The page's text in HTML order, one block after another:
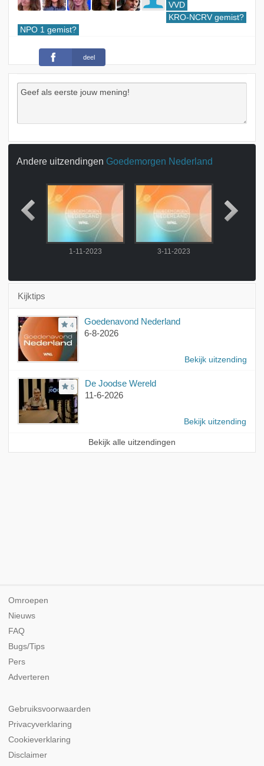
VVD
KRO-NCRV gemist?
NPO 1 gemist?
deel
Andere uitzendingen Goedemorgen Nederland
1-11-2023 3-11-2023
Kijktips
4
Goedenavond Nederland
6-8-2026
Bekijk uitzending
5
De Joodse Wereld
11-6-2026
Bekijk uitzending
Bekijk alle uitzendingen
Omroepen
Nieuws
FAQ
Bugs/Tips
Pers
Adverteren
Gebruiksvoorwaarden
Privacyverklaring
Cookieverklaring
Disclaimer